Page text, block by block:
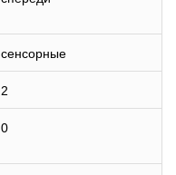
сенсорные
2
0